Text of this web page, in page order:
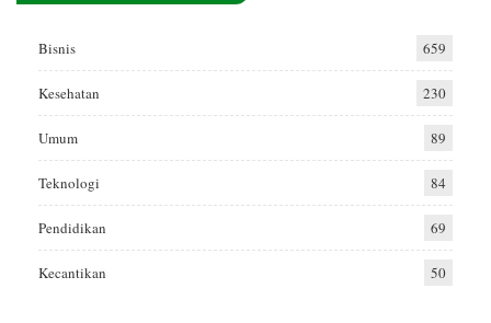
Bisnis 659
Kesehatan 230
Umum 89
Teknologi 84
Pendidikan 69
Kecantikan 50